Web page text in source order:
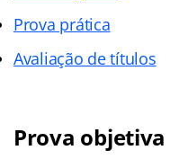
Prova prática
Avaliação de títulos
Prova objetiva